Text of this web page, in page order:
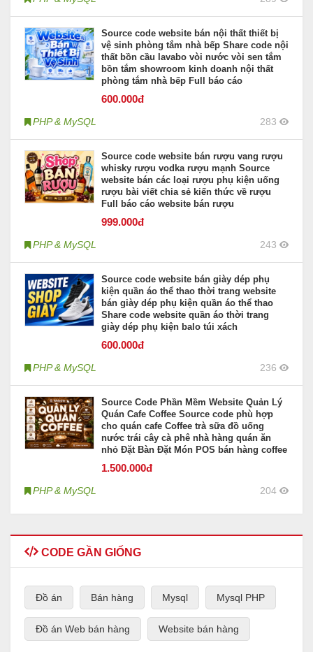
Source code website bán nội thất thiết bị
vệ sinh phòng tắm nhà bếp Share code nội
thất bồn cầu lavabo vòi nước vòi sen tắm
bồn tắm showroom kinh doanh nội thất
phòng tắm nhà bếp Full báo cáo
600.000đ
PHP & MySQL 283
Source code website bán rượu vang rượu
whisky rượu vodka rượu mạnh Source
website bán các loại rượu phụ kiện uống
rượu bài viết chia sẻ kiến thức về rượu
Full báo cáo website bán rượu
999.000đ
PHP & MySQL 243
Source code website bán giày dép phụ
kiện quần áo thể thao thời trang website
bán giày dép phụ kiện quần áo thể thao
Share code website quần áo thời trang
giày dép phụ kiện balo túi xách
600.000đ
PHP & MySQL 236
Source Code Phần Mềm Website Quản Lý
Quán Cafe Coffee Source code phù hợp
cho quán cafe Coffee trà sữa đồ uống
nước trái cây cà phê nhà hàng quán ăn
nhỏ Đặt Bàn Đặt Món POS bán hàng coffee
1.500.000đ
PHP & MySQL 204
CODE GẦN GIỐNG
Đồ án Bán hàng Mysql Mysql PHP
Đồ án Web bán hàng Website bán hàng